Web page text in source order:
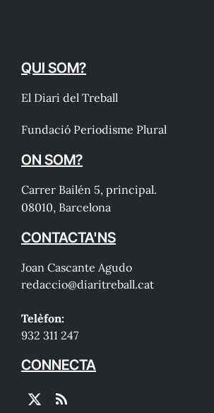
QUI SOM?
El Diari del Treball
Fundació Periodisme Plural
ON SOM?
Carrer Bailén 5, principal.
08010, Barcelona
CONTACTA'NS
Joan Cascante Agudo
redaccio@diaritreball.cat
Telèfon:
932 311 247
CONNECTA
X
RSS